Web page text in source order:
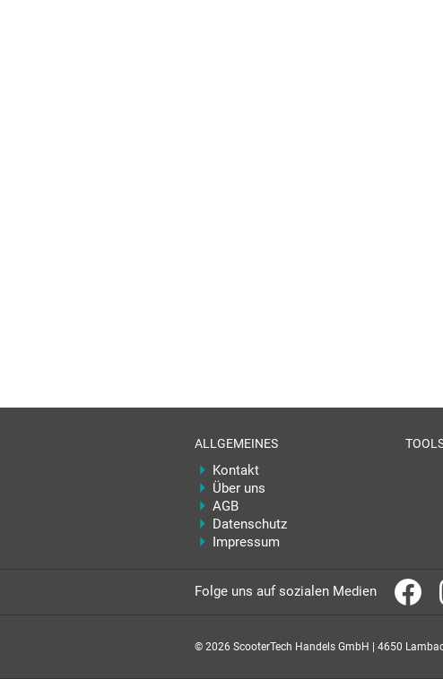
ALLGEMEINES
Kontakt
Über uns
AGB
Datenschutz
Impressum
Folge uns auf sozialen Medien
© 2026 ScooterTech Handels GmbH | 4650